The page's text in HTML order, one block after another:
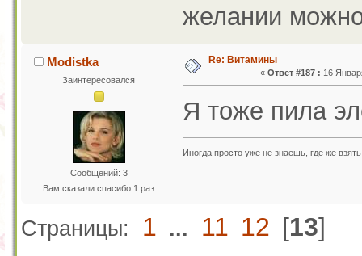
желании
Modistka
Заинтересовался
Сообщений: 3
Вам сказали спасибо 1 раз
Re: Витамины
« Ответ #187 : 16
Я тоже пила
Иногда просто уже не знаешь, где же
Страницы: 1 ... 11 12 [13]